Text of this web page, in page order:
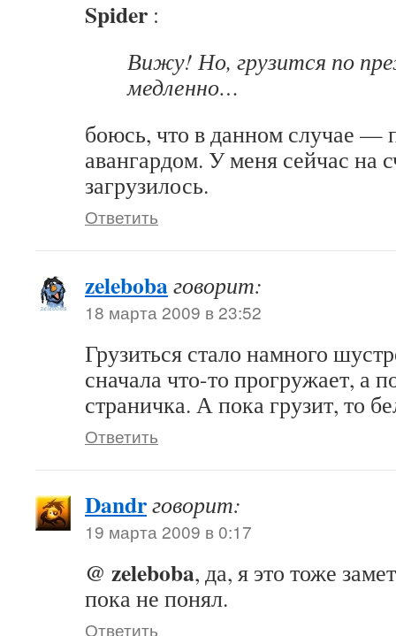
Spider :
Вижу! Но, грузится по
медленно…
боюсь, что в данном случае
авангардом. У меня сейчас на
загрузилось.
Ответить
zelebobaговорит:
18 марта 2009 в 23:52
Грузиться стало намного
сначала что-то прогружает, а
страничка. А пока грузит, то
Ответить
Dandrговорит:
19 марта 2009 в 0:17
@ zeleboba, да, я это тоже
пока не понял.
Ответить